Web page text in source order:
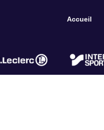
Accueil